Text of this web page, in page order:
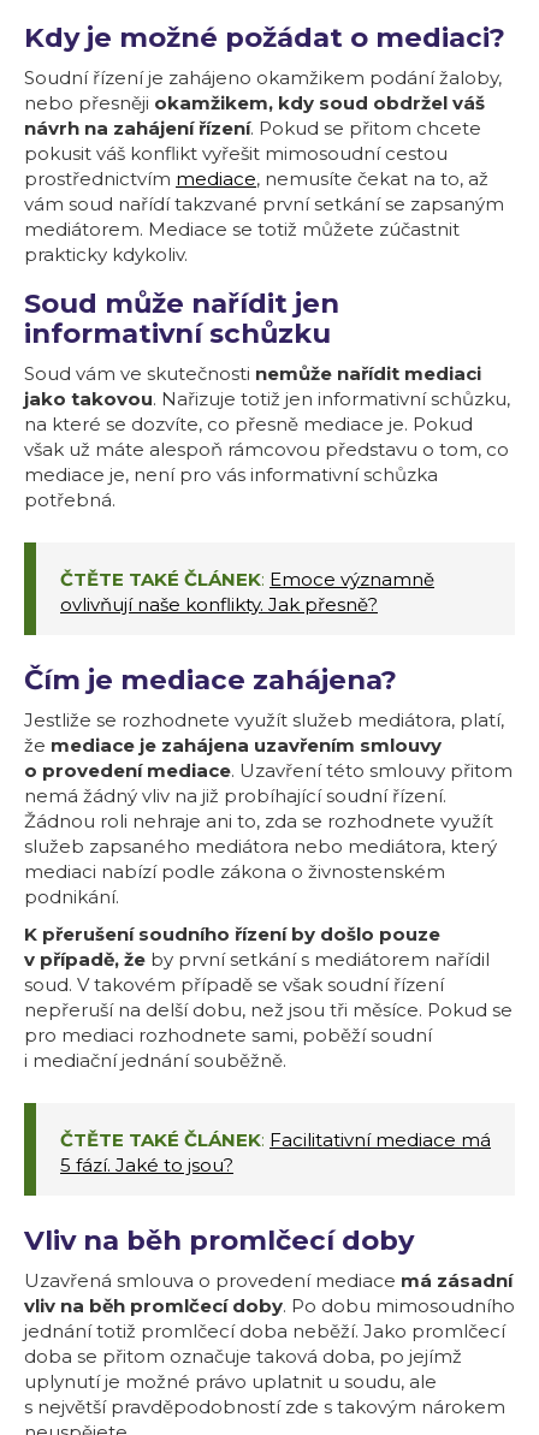
Kdy je možné požádat o mediaci?
Soudní řízení je zahájeno okamžikem podání žaloby,
nebo přesněji okamžikem, kdy soud obdržel váš
návrh na zahájení řízení. Pokud se přitom chcete
pokusit váš konflikt vyřešit mimosoudní cestou
prostřednictvím mediace, nemusíte čekat na to, až
vám soud nařídí takzvané první setkání se zapsaným
mediátorem. Mediace se totiž můžete zúčastnit
prakticky kdykoliv.
Soud může nařídit jen
informativní schůzku
Soud vám ve skutečnosti nemůže nařídit mediaci
jako takovou. Nařizuje totiž jen informativní schůzku,
na které se dozvíte, co přesně mediace je. Pokud
však už máte alespoň rámcovou představu o tom, co
mediace je, není pro vás informativní schůzka
potřebná.
ČTĚTE TAKÉ ČLÁNEK: Emoce významně
ovlivňují naše konflikty. Jak přesně?
Čím je mediace zahájena?
Jestliže se rozhodnete využít služeb mediátora, platí,
že mediace je zahájena uzavřením smlouvy
o provedení mediace. Uzavření této smlouvy přitom
nemá žádný vliv na již probíhající soudní řízení.
Žádnou roli nehraje ani to, zda se rozhodnete využít
služeb zapsaného mediátora nebo mediátora, který
mediaci nabízí podle zákona o živnostenském
podnikání.
K přerušení soudního řízení by došlo pouze
v případě, že by první setkání s mediátorem nařídil
soud. V takovém případě se však soudní řízení
nepřeruší na delší dobu, než jsou tři měsíce. Pokud se
pro mediaci rozhodnete sami, poběží soudní
i mediační jednání souběžně.
ČTĚTE TAKÉ ČLÁNEK: Facilitativní mediace má
5 fází. Jaké to jsou?
Vliv na běh promlčecí doby
Uzavřená smlouva o provedení mediace má zásadní
vliv na běh promlčecí doby. Po dobu mimosoudního
jednání totiž promlčecí doba neběží. Jako promlčecí
doba se přitom označuje taková doba, po jejímž
uplynutí je možné právo uplatnit u soudu, ale
s největší pravděpodobností zde s takovým nárokem